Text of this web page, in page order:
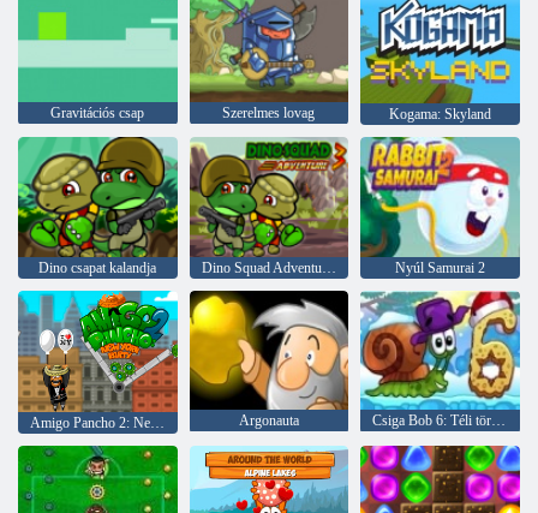
Gravitációs csap Szerelmes lovag Kogama: Skyland
Dino csapat kalandja Dino Squad Adventure 3 Nyúl Samurai 2
Argonauta Csiga Bob 6: Téli történet